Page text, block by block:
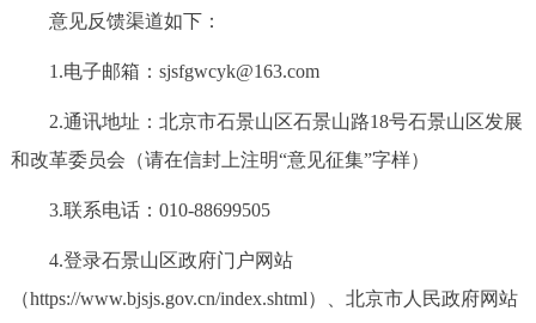
便民服务
中介服务 阳光政务
12345网上接诉即办 我要咨询
参与调查 在线访谈
意见反馈渠道如下：
1.电子邮箱：sjsfgwcyk@163.com
2.通讯地址：北京市石景山区石景山路18号石景山区发展
和改革委员会（请在信封上注明“意见征集”字样）
3.联系电话：010-88699505
4.登录石景山区政府门户网站
（https://www.bjsjs.gov.cn/index.shtml）、北京市人民政府网站